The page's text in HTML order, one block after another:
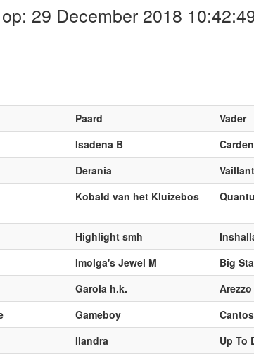
29 December 2018
Paard Vader
Isadena B
Derania Vaillant
Kobald van het Kluizebos
Highlight smh
Imolga's Jewel M Big
Garola h.k. Arezzo
Gameboy Cantos
Ilandra Up To